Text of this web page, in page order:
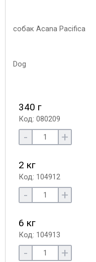
340 г
Код: 080209
- +
2 кг
Код: 104912
- +
6 кг
Код: 104913
- +